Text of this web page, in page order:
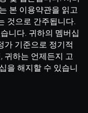
본 이용약관을 읽고
것으로 간주됩니다.
니다. 귀하의 멤버십
가 기준으로 정기적
귀하는 언제든지 고
을 해지할 수 있습니